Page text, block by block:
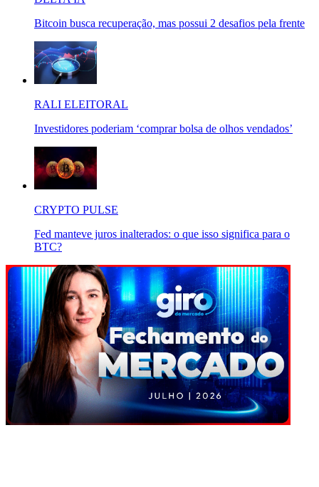
Bitcoin busca recuperação, mas possui 2 desafios pela frente
RALI ELEITORAL
Investidores poderiam ‘comprar bolsa de olhos vendados’
CRYPTO PULSE
Fed manteve juros inalterados: o que isso significa para o
BTC?